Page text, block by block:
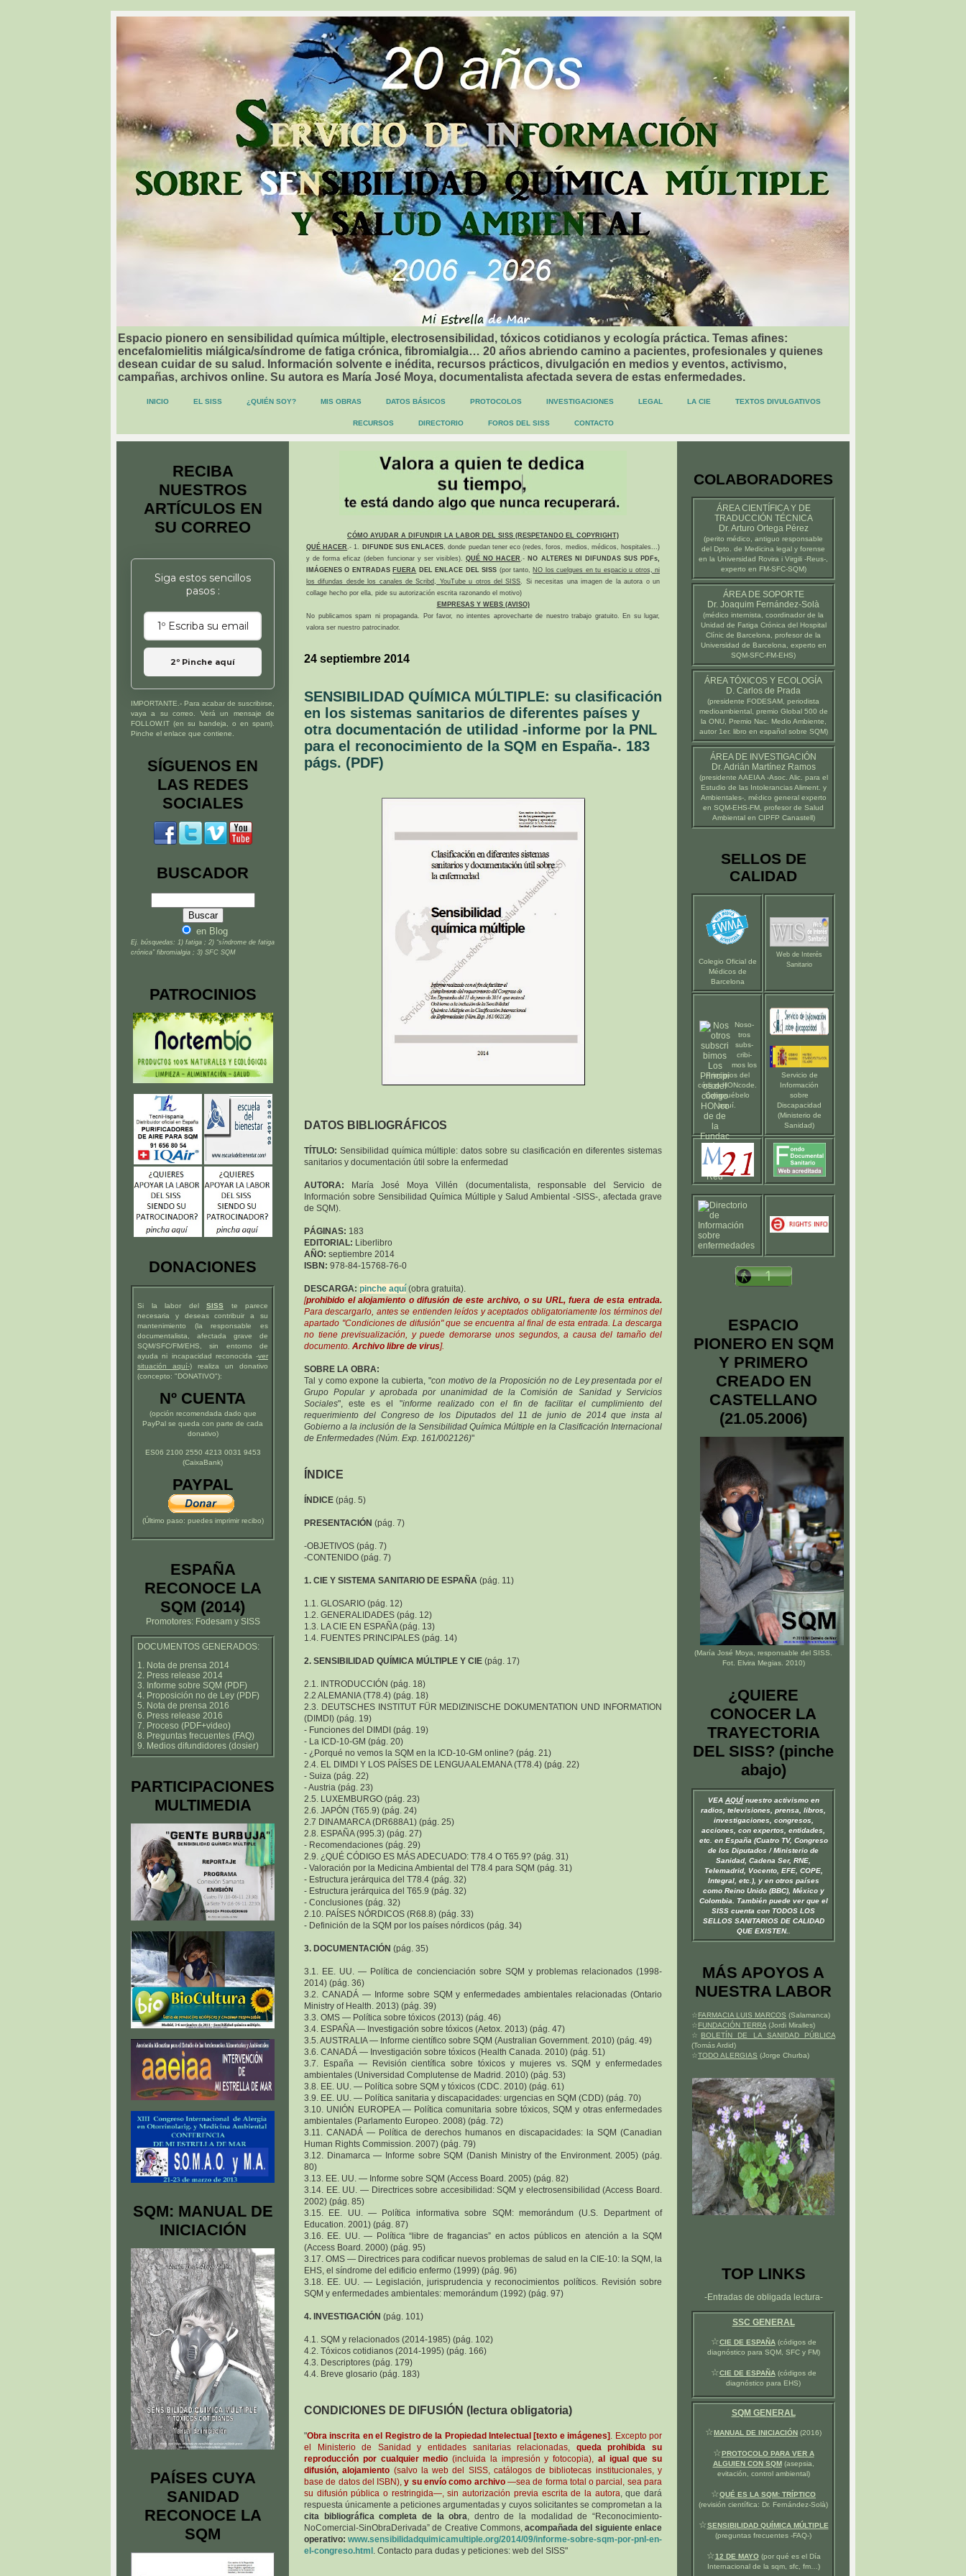
Espacio pionero en sensibilidad química múltiple, electrosensibilidad, tóxicos cotidianos y ecología práctica. Temas afines:
encefalomielitis miálgica/síndrome de fatiga crónica, fibromialgia… 20 años abriendo camino a pacientes, profesionales y quienes
desean cuidar de su salud. Información solvente e inédita, recursos prácticos, divulgación en medios y eventos, activismo,
campañas, archivos online. Su autora es María José Moya, documentalista afectada severa de estas enfermedades.
INICIO EL SISS ¿QUIÉN SOY? MIS OBRAS DATOS BÁSICOS PROTOCOLOS INVESTIGACIONES LEGAL LA CIE TEXTOS DIVULGATIVOS
RECURSOS DIRECTORIO FOROS DEL SISS CONTACTO
CÓMO AYUDAR A DIFUNDIR LA LABOR DEL SISS (RESPETANDO EL COPYRIGHT)
QUÉ HACER.- 1. DIFUNDE SUS ENLACES, donde puedan tener eco (redes, foros, medios, médicos, hospitales...)
y de forma eficaz (deben funcionar y ser visibles).QUÉ NO HACER.- NO ALTERES NI DIFUNDAS SUS PDFs,
IMÁGENES O ENTRADAS FUERA DEL ENLACE DEL SISS (por tanto, NO los cuelgues en tu espacio u otros, ni
los difundas desde los canales de Scribd, YouTube u otros del SISS. Si necesitas una imagen de la autora o un
collage hecho por ella, pide su autorización escrita razonando el motivo)
EMPRESAS Y WEBS (AVISO)
No publicamos spam ni propaganda. Por favor, no intentes aprovecharte de nuestro trabajo gratuito. En su lugar,
valora ser nuestro patrocinador.
24 septiembre 2014
SENSIBILIDAD QUÍMICA MÚLTIPLE: su clasificación
en los sistemas sanitarios de diferentes países y
otra documentación de utilidad -informe por la PNL
para el reconocimiento de la SQM en España-. 183
págs. (PDF)
DATOS BIBLIOGRÁFICOS
TÍTULO: Sensibilidad química múltiple: datos sobre su clasificación en diferentes sistemas
sanitarios y documentación útil sobre la enfermedad
AUTORA: María José Moya Villén (documentalista, responsable del Servicio de
Información sobre Sensibilidad Química Múltiple y Salud Ambiental -SISS-, afectada grave
de SQM).
PÁGINAS: 183
EDITORIAL: Liberlibro
AÑO: septiembre 2014
ISBN: 978-84-15768-76-0
DESCARGA: pinche aquí (obra gratuita).
[prohibido el alojamiento o difusión de este archivo, o su URL, fuera de esta entrada.
Para descargarlo, antes se entienden leídos y aceptados obligatoriamente los términos del
apartado "Condiciones de difusión" que se encuentra al final de esta entrada. La descarga
no tiene previsualización, y puede demorarse unos segundos, a causa del tamaño del
documento. Archivo libre de virus].
SOBRE LA OBRA:
Tal y como expone la cubierta, "con motivo de la Proposición no de Ley presentada por el
Grupo Popular y aprobada por unanimidad de la Comisión de Sanidad y Servicios
Sociales", este es el "informe realizado con el fin de facilitar el cumplimiento del
requerimiento del Congreso de los Diputados del 11 de junio de 2014 que insta al
Gobierno a la inclusión de la Sensibilidad Química Múltiple en la Clasificación Internacional
de Enfermedades (Núm. Exp. 161/002126)"
ÍNDICE
ÍNDICE (pág. 5)
PRESENTACIÓN (pág. 7)
-OBJETIVOS (pág. 7)
-CONTENIDO (pág. 7)
1. CIE Y SISTEMA SANITARIO DE ESPAÑA (pág. 11)
1.1. GLOSARIO (pág. 12)
1.2. GENERALIDADES (pág. 12)
1.3. LA CIE EN ESPAÑA (pág. 13)
1.4. FUENTES PRINCIPALES (pág. 14)
2. SENSIBILIDAD QUÍMICA MÚLTIPLE Y CIE (pág. 17)
2.1. INTRODUCCIÓN (pág. 18)
2.2 ALEMANIA (T78.4) (pág. 18)
2.3. DEUTSCHES INSTITUT FÜR MEDIZINISCHE DOKUMENTATION UND INFORMATION
(DIMDI) (pág. 19)
- Funciones del DIMDI (pág. 19)
- La ICD-10-GM (pág. 20)
- ¿Porqué no vemos la SQM en la ICD-10-GM online? (pág. 21)
2.4. EL DIMDI Y LOS PAÍSES DE LENGUA ALEMANA (T78.4) (pág. 22)
- Suiza (pág. 22)
- Austria (pág. 23)
2.5. LUXEMBURGO (pág. 23)
2.6. JAPÓN (T65.9) (pág. 24)
2.7 DINAMARCA (DR688A1) (pág. 25)
2.8. ESPAÑA (995.3) (pág. 27)
- Recomendaciones (pág. 29)
2.9. ¿QUÉ CÓDIGO ES MÁS ADECUADO: T78.4 O T65.9? (pág. 31)
- Valoración por la Medicina Ambiental del T78.4 para SQM (pág. 31)
- Estructura jerárquica del T78.4 (pág. 32)
- Estructura jerárquica del T65.9 (pág. 32)
- Conclusiones (pág. 32)
2.10. PAÍSES NÓRDICOS (R68.8) (pág. 33)
- Definición de la SQM por los países nórdicos (pág. 34)
3. DOCUMENTACIÓN (pág. 35)
3.1. EE. UU. — Política de concienciación sobre SQM y problemas relacionados (1998-
2014) (pág. 36)
3.2. CANADÁ — Informe sobre SQM y enfermedades ambientales relacionadas (Ontario
Ministry of Health. 2013) (pág. 39)
3.3. OMS — Política sobre tóxicos (2013) (pág. 46)
3.4. ESPAÑA — Investigación sobre tóxicos (Aetox. 2013) (pág. 47)
3.5. AUSTRALIA — Informe científico sobre SQM (Australian Government. 2010) (pág. 49)
3.6. CANADÁ — Investigación sobre tóxicos (Health Canada. 2010) (pág. 51)
3.7. España — Revisión científica sobre tóxicos y mujeres vs. SQM y enfermedades
ambientales (Universidad Complutense de Madrid. 2010) (pág. 53)
3.8. EE. UU. — Política sobre SQM y tóxicos (CDC. 2010) (pág. 61)
3.9. EE. UU. — Política sanitaria y discapacidades: urgencias en SQM (CDD) (pág. 70)
3.10. UNIÓN EUROPEA — Política comunitaria sobre tóxicos, SQM y otras enfermedades
ambientales (Parlamento Europeo. 2008) (pág. 72)
3.11. CANADÁ — Política de derechos humanos en discapacidades: la SQM (Canadian
Human Rights Commission. 2007) (pág. 79)
3.12. Dinamarca — Informe sobre SQM (Danish Ministry of the Environment. 2005) (pág.
80)
3.13. EE. UU. — Informe sobre SQM (Access Board. 2005) (pág. 82)
3.14. EE. UU. — Directrices sobre accesibilidad: SQM y electrosensibilidad (Access Board.
2002) (pág. 85)
3.15. EE. UU. — Política informativa sobre SQM: memorándum (U.S. Department of
Education. 2001) (pág. 87)
3.16. EE. UU. — Política “libre de fragancias” en actos públicos en atención a la SQM
(Access Board. 2000) (pág. 95)
3.17. OMS — Directrices para codificar nuevos problemas de salud en la CIE-10: la SQM, la
EHS, el síndrome del edificio enfermo (1999) (pág. 96)
3.18. EE. UU. — Legislación, jurisprudencia y reconocimientos políticos. Revisión sobre
SQM y enfermedades ambientales: memorándum (1992) (pág. 97)
4. INVESTIGACIÓN (pág. 101)
4.1. SQM y relacionados (2014-1985) (pág. 102)
4.2. Tóxicos cotidianos (2014-1995) (pág. 166)
4.3. Descriptores (pág. 179)
4.4. Breve glosario (pág. 183)
CONDICIONES DE DIFUSIÓN (lectura obligatoria)
"Obra inscrita en el Registro de la Propiedad Intelectual [texto e imágenes] . Excepto por
el Ministerio de Sanidad y entidades sanitarias relacionadas, queda prohibida su
reproducción por cualquier medio (incluida la impresión y fotocopia), al igual que su
difusión, alojamiento (salvo la web del SISS, catálogos de bibliotecas institucionales, y
base de datos del ISBN),y su envío como archivo—sea de forma total o parcial, sea para
su difusión pública o restringida—, sin autorización previa escrita de la autora, que dará
respuesta únicamente a peticiones argumentadas y cuyos solicitantes se comprometan a la
cita bibliográfica completa de la obra, dentro de la modalidad de “Reconocimiento-
NoComercial-SinObraDerivada” de Creative Commons,acompañada del siguiente enlace
operativo: www.sensibilidadquimicamultiple.org/2014/09/informe-sobre-sqm-por-pnl-en-
el-congreso.html . Contacto para dudas y peticiones: web del SISS"
RECIBA
NUESTROS
ARTÍCULOS EN
SU CORREO
Siga estos sencillos
pasos :
2º Pinche aquí
IMPORTANTE.- Para acabar de suscribirse,
vaya a su correo. Verá un mensaje de
FOLLOW.IT (en su bandeja, o en spam).
Pinche el enlace que contiene.
SÍGUENOS EN
LAS REDES
SOCIALES
BUSCADOR
en Blog
Ej. búsquedas: 1) fatiga ; 2) “síndrome de fatiga
crónica” fibromialgia ; 3) SFC SQM
PATROCINIOS
DONACIONES
Si la labor del SISS te parece
necesaria y deseas contribuir a su
mantenimiento (la responsable es
documentalista, afectada grave de
SQM/SFC/FM/EHS, sin entorno de
ayuda ni incapacidad reconocida -ver
situación aquí-) realiza un donativo
(concepto: "DONATIVO"):
Nº CUENTA
(opción recomendada dado que
PayPal se queda con parte de cada
donativo)
ES06 2100 2550 4213 0031 9453
(CaixaBank)
PAYPAL
(Último paso: puedes imprimir recibo)
ESPAÑA
RECONOCE LA
SQM (2014)
Promotores: Fodesam y SISS
DOCUMENTOS GENERADOS:
1. Nota de prensa 2014
2. Press release 2014
3. Informe sobre SQM (PDF)
4. Proposición no de Ley (PDF)
5. Nota de prensa 2016
6. Press release 2016
7. Proceso (PDF+video)
8. Preguntas frecuentes (FAQ)
9. Medios difundidores (dosier)
PARTICIPACIONES
MULTIMEDIA
SQM: MANUAL DE
INICIACIÓN
PAÍSES CUYA
SANIDAD
RECONOCE LA
SQM
COLABORADORES
ÁREA CIENTÍFICA Y DE
TRADUCCIÓN TÉCNICA
Dr. Arturo Ortega Pérez
(perito médico , antiguo responsable
del Dpto. de Medicina legal y forense
en la Universidad Rovira i Virgili -Reus-
experto en FM-SFC-SQM)
ÁREA DE SOPORTE
Dr. Joaquim Fernández-Solà
(médico internista, coordinador de la
Unidad de Fatiga Crónica del Hospital
Clínic de Barcelona , profesor de la
Universidad de Barcelona , experto en
SQM-SFC-FM-EHS)
ÁREA TÓXICOS Y ECOLOGÍA
D. Carlos de Prada
(presidente FODESAM , periodista
medioambiental, premio Global 500 de
la ONU, Premio Nac. Medio Ambiente,
autor 1er. libro en español sobre SQM)
ÁREA DE INVESTIGACIÓN
Dr. Adrián Martínez Ramos
(presidente AAEIAA-Asoc. Alic. para el
Estudio de las Intolerancias Aliment. y
Ambientales-, médico general experto
en SQM-EHS-FM, profesor de Salud
Ambiental en CIPFP Canastell)
SELLOS DE
CALIDAD
Colegio Oficial de
Médicos de
Barcelona
Web de Interés
Sanitario
Noso-
tros
subs-
cribi-
mos los
Principios del
código HONcode
Compruébelo
aquí
Servicio de
Información
sobre
Discapacidad
(Ministerio de
Sanidad)
ESPACIO
PIONERO EN SQM
Y PRIMERO
CREADO EN
CASTELLANO
(21.05.2006)
(María José Moya, responsable del SISS
Fot. Elvira Megias. 2010)
¿QUIERE
CONOCER LA
TRAYECTORIA
DEL SISS? (pinche
abajo)
VEA AQUÍnuestro activismo en
radios, televisiones, prensa, libros,
investigaciones, congresos,
acciones, con expertos, entidades,
etc. en España (Cuatro TV, Congreso
de los Diputados / Ministerio de
Sanidad, Cadena Ser, RNE,
Telemadrid, Vocento, EFE, COPE,
Integral, etc.), y en otros países
como Reino Unido (BBC), México y
Colombia. También puede ver que el
SISS cuenta con TODOS LOS
SELLOS SANITARIOS DE CALIDAD
QUE EXISTEN.
MÁS APOYOS A
NUESTRA LABOR
☆FARMACIA LUIS MARCOS (Salamanca)
☆FUNDACIÓN TERRA (Jordi Miralles)
☆ BOLETÍN DE LA SANIDAD PÚBLICA
(Tomás Ardid)
☆TODO ALERGIAS (Jorge Churba)
TOP LINKS
-Entradas de obligada lectura-
SSC GENERAL
☆CIE DE ESPAÑA(códigos de
diagnóstico para SQM, SFC y FM)
☆CIE DE ESPAÑA(códigos de
diagnóstico para EHS)
SQM GENERAL
☆MANUAL DE INICIACIÓN (2016)
☆PROTOCOLO PARA VER A
ALGUIEN CON SQM(asepsia,
evitación, control ambiental)
☆QUÉ ES LA SQM: TRÍPTICO
(revisión científica: Dr. Fernández-Solà)
☆SENSIBILIDAD QUÍMICA MÚLTIPLE
(preguntas frecuentes -FAQ-)
☆12 DE MAYO(por qué es el Día
Internacional de la sqm, sfc, fm…)